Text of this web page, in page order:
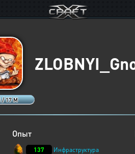
/ 17 M
Опыт
137
Инфраструктура